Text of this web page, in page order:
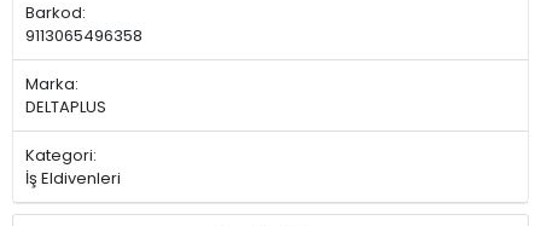
Barkod:
9113065496358
Marka:
DELTAPLUS
Kategori:
İş Eldivenleri